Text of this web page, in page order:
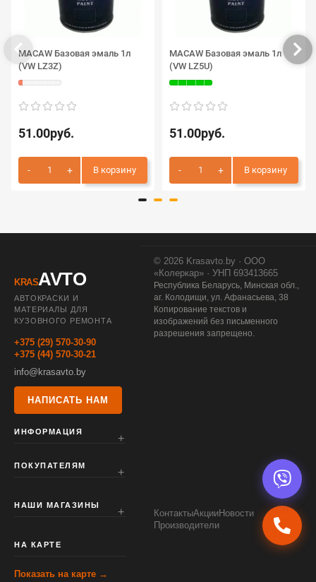
MACAW Базовая эмаль 1л
(VW LZ3Z)
51.00руб.
В корзину
MACAW Базовая эмаль 1л
(VW LZ5U)
51.00руб.
В корзину
KRASAVTO
АВТОКРАСКИ И
МАТЕРИАЛЫ ДЛЯ
КУЗОВНОГО РЕМОНТА
+375 (29) 570-30-90
+375 (44) 570-30-21
info@krasavto.by
НАПИСАТЬ НАМ
ИНФОРМАЦИЯ
ПОКУПАТЕЛЯМ
НАШИ МАГАЗИНЫ
НА КАРТЕ
Показать на карте →
© 2026 Krasavto.by · ООО
«Колеркар» · УНП 693413665
Республика Беларусь, Минская обл.,
аг. Колодищи, ул. Афанасьева, 38
Копирование текстов и
изображений без письменного
разрешения запрещено.
КонтактыАкцииНовости
Производители